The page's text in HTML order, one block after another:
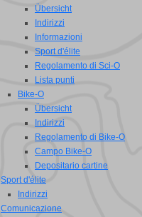
Übersicht
Indirizzi
Informazioni
Sport d'élite
Regolamento di Sci-O
Lista punti
Bike-O
Übersicht
Indirizzi
Regolamento di Bike-O
Campo Bike-O
Depositario cartine
Sport d'élite
Indirizzi
Comunicazione